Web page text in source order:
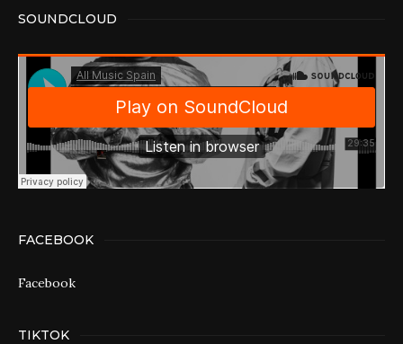
SOUNDCLOUD
FACEBOOK
Facebook
TIKTOK